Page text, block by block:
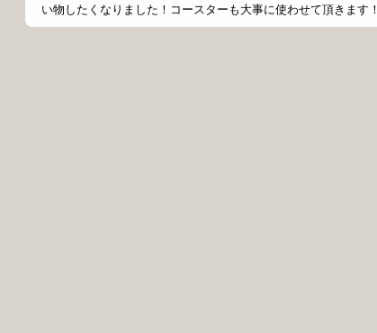
い物したくなりました！コースターも大事に使わせて頂きます！